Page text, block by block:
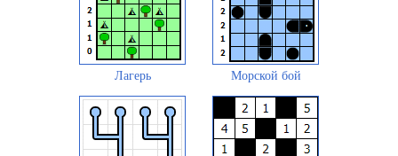
Лагерь Морской бой